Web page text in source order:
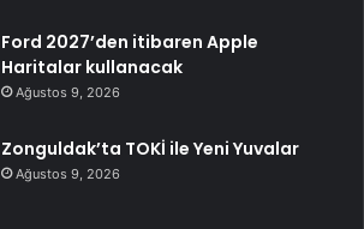
Ford 2027’den itibaren Apple
Haritalar kullanacak
Ağustos 9, 2026
Zonguldak’ta TOKİ ile Yeni Yuvalar
Ağustos 9, 2026